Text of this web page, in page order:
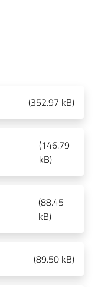
(352.97 kB)
(146.79
kB)
(88.45
kB)
(89.50 kB)